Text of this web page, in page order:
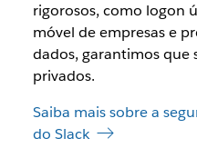
rigorosos, como logon
móvel de empresas e
dados, garantimos que
privados.
Saiba mais sobre a
do Slack